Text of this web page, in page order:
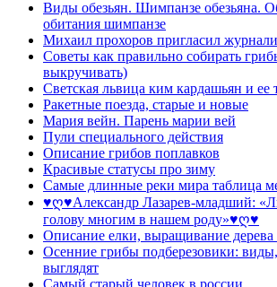
Виды обезьян. Шимпанзе обезьяна.
обитания шимпанзе
Михаил прохоров пригласил
Советы как правильно собирать
выкручивать)
Светская львица ким кардашьян и ее
Ракетные поезда, старые и новые
Мария вейн. Парень марии вей
Пули специального действия
Описание грибов поплавков
Красивые статусы про зиму
Самые длинные реки мира таблица
♥ღ♥Александр Лазарев-младший:
голову многим в нашем роду»♥ღ♥
Описание елки, выращивание дерева
Осенние грибы подберезовики: виды,
выглядят
Самый старый человек в россии